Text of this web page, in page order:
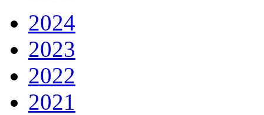
2024
2023
2022
2021